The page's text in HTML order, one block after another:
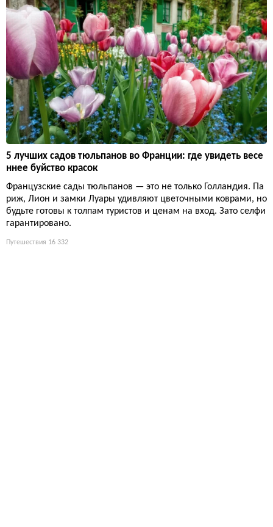
5 лучших садов тюльпанов во Франции: где увидеть весе
ннее буйство красок
Французские сады тюльпанов — это не только Голландия. Па
риж, Лион и замки Луары удивляют цветочными коврами, но
будьте готовы к толпам туристов и ценам на вход. Зато селфи
гарантировано.
Путешествия 16 332